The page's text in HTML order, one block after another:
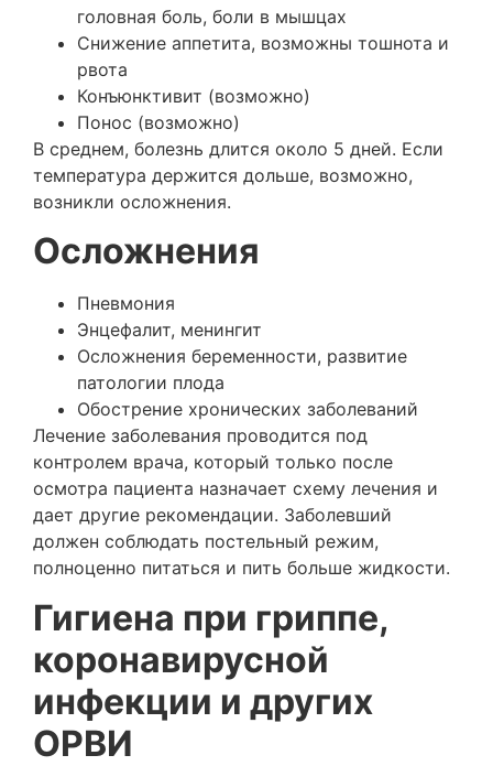
головная боль, боли в мышцах
Снижение аппетита, возможны тошнота и
рвота
Конъюнктивит (возможно)
Понос (возможно)
В среднем, болезнь длится около 5 дней. Если
температура держится дольше, возможно,
возникли осложнения.
Осложнения
Пневмония
Энцефалит, менингит
Осложнения беременности, развитие
патологии плода
Обострение хронических заболеваний
Лечение заболевания проводится под
контролем врача, который только после
осмотра пациента назначает схему лечения и
дает другие рекомендации. Заболевший
должен соблюдать постельный режим,
полноценно питаться и пить больше жидкости.
Гигиена при гриппе,
коронавирусной
инфекции и других
ОРВИ